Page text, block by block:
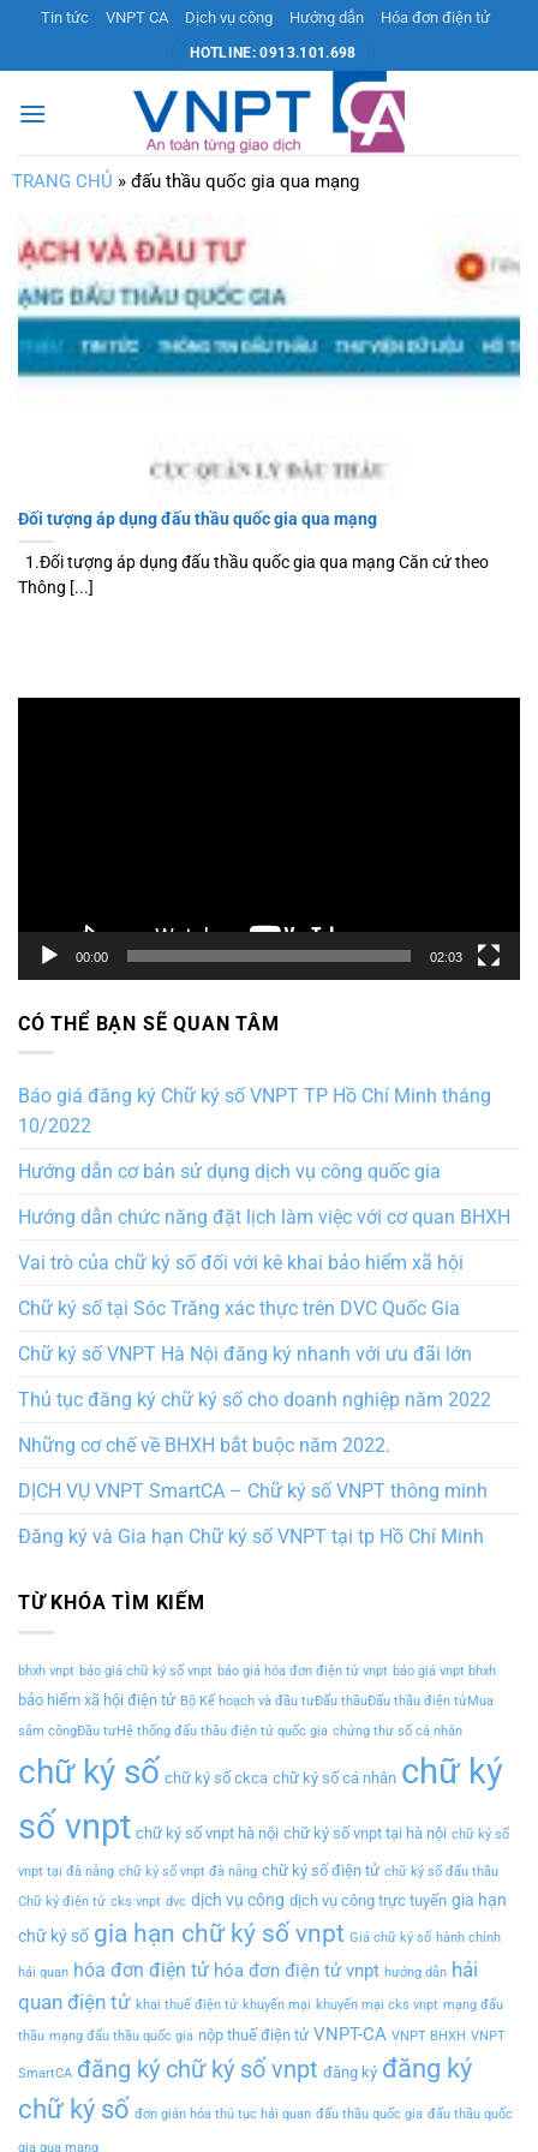
nội
dung
Tin tức VNPT CA Dịch vụ công Hướng dẫn Hóa đơn điện tử
HOTLINE: 0913.101.698
TRANG CHỦ » đấu thầu quốc gia qua mạng
Đối tượng áp dụng đấu thầu quốc gia qua mạng
1.Đối tượng áp dụng đấu thầu quốc gia qua mạng Căn cứ theo
Thông [...]
00:00 02:03
CÓ THỂ BẠN SẼ QUAN TÂM
Báo giá đăng ký Chữ ký số VNPT TP Hồ Chí Minh tháng
10/2022
Hướng dẫn cơ bản sử dụng dịch vụ công quốc gia
Hướng dẫn chức năng đặt lịch làm việc với cơ quan BHXH
Vai trò của chữ ký số đối với kê khai bảo hiểm xã hội
Chữ ký số tại Sóc Trăng xác thực trên DVC Quốc Gia
Chữ ký số VNPT Hà Nội đăng ký nhanh với ưu đãi lớn
Thủ tục đăng ký chữ ký số cho doanh nghiệp năm 2022
Những cơ chế về BHXH bắt buộc năm 2022.
DỊCH VỤ VNPT SmartCA – Chữ ký số VNPT thông minh
Đăng ký và Gia hạn Chữ ký số VNPT tại tp Hồ Chí Minh
TỪ KHÓA TÌM KIẾM
bhxh vnpt báo giá chữ ký số vnpt báo giá hóa đơn điện tử vnpt báo giá vnpt bhxh
bảo hiểm xã hội điện tử Bộ Kế hoạch và đầu tưĐấu thầuĐấu thầu điện tửMua
sắm côngĐầu tưHệ thống đấu thầu điện tử quốc gia chứng thư số cá nhân
chữ ký số chữ ký số ckca chữ ký số cá nhân chữ ký
số vnpt chữ ký số vnpt hà nội chữ ký số vnpt tại hà nội chữ ký số
vnpt tại đà nẵng chữ ký số vnpt đà nẵng chữ ký số điện tử chữ ký số đấu thầu
Chữ ký điện tử cks vnpt dvc dịch vụ công dịch vụ công trực tuyến gia hạn
chữ ký số gia hạn chữ ký số vnpt Giá chữ ký số hành chính
hải quan hóa đơn điện tử hóa đơn điện tử vnpt hướng dẫn hải
quan điện tử khai thuế điện tử khuyến mại khuyến mại cks vnpt mạng đấu
thầu mạng đấu thầu quốc gia nộp thuế điện tử VNPT-CA VNPT BHXH VNPT
SmartCA đăng ký chữ ký số vnpt đăng ký đăng ký
chữ ký số đơn giản hóa thủ tục hải quan đấu thầu quốc gia đấu thầu quốc
gia qua mạng